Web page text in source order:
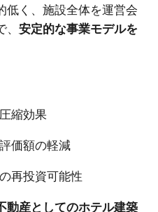
低く、施設全体を運営会
安定的な事業モデルを
縮効果
価額の軽減
再投資可能性
動産としてのホテル建築